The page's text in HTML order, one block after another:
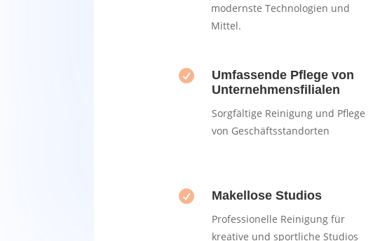
modernste Technologien und
Mittel.

Umfassende Pflege von
Unternehmensfilialen
Sorgfältige Reinigung und Pflege
von Geschäftsstandorten
 Makellose Studios
Professionelle Reinigung für
kreative und sportliche Studios